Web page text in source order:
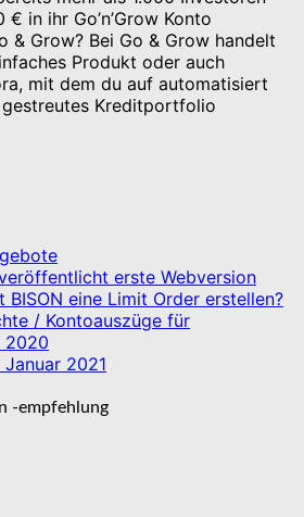
in ihr Go’n’Grow Konto
& Grow? Bei Go & Grow handelt
Produkt oder auch
mit dem du auf automatisiert
Kreditportfolio
erste Webversion
BISON eine Limit Order erstellen?
/ Kontoauszüge für
2020
2021
-empfehlung